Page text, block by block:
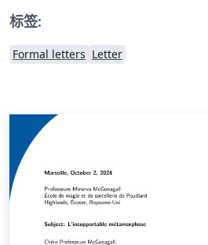
标签:
Formal letters Letter